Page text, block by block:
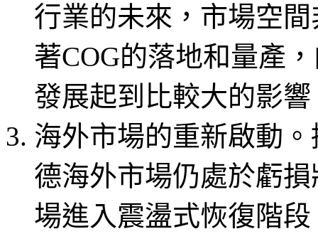
行業的未來，市場空
著COG的落地和量產
發展起到比較大的影響
海外市場的重新啟動
德海外市場仍處於虧
場進入震盪式恢復階